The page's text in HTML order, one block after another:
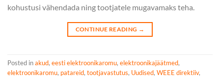
kohustusi vähendada ning tootjatele mugavamaks teha.
CONTINUE READING →
Posted inakud, eesti elektroonikaromu, elektroonikajäätmed,
elektroonikaromu, patareid, tootjavastutus, Uudised, WEEE direktiiv,